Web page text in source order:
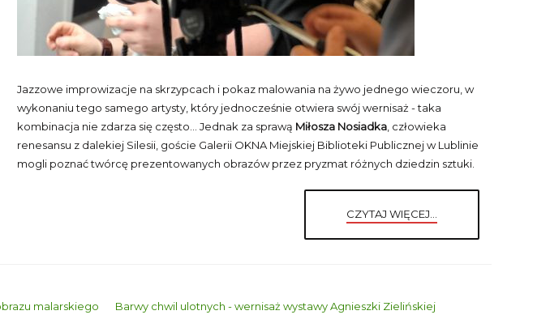
Jazzowe improwizacje na skrzypcach i pokaz malowania na żywo jednego wieczoru, w
wykonaniu tego samego artysty, który jednocześnie otwiera swój wernisaż - taka
kombinacja nie zdarza się często… Jednak za sprawą Miłosza Nosiadka , człowieka
renesansu z dalekiej Silesii, goście Galerii OKNA Miejskiej Biblioteki Publicznej w Lublinie
mogli poznać twórcę prezentowanych obrazów przez pryzmat różnych dziedzin sztuki.
CZYTAJ WIĘCEJ...
malarskiego
Barwy chwil ulotnych - wernisaż wystawy Agnieszki Zielińskiej